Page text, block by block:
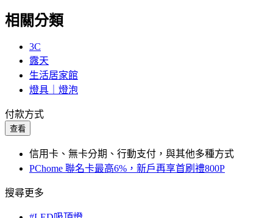
相關分類
3C
露天
生活居家館
燈具｜燈泡
付款方式
查看
信用卡、無卡分期、行動支付，與其他多種方式
PChome 聯名卡最高6%，新戶再享首刷禮800P
搜尋更多